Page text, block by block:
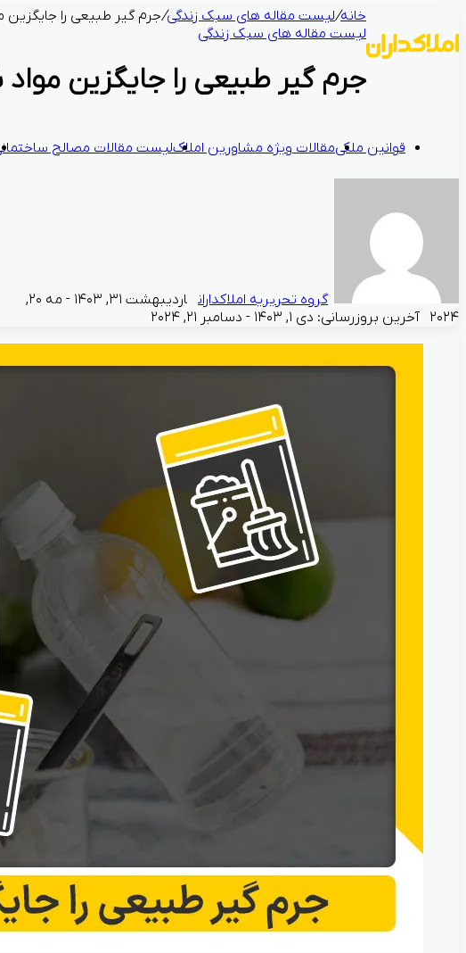
قوانین ملکیمقالات ویژه مشاورین املاکلیست مقالات مصالح
خانه/لیست مقاله های سبک زندگی/جرم گیر طبیعی را جایگزین
لیست مقاله های سبک زندگی
جرم گیر طبیعی را جایگزین
گروه تحریریه املاکداران
اردیبهشت ۳۱, ۱۴۰۳ - مه ۲۰,
۲۰۲۴
آخرین بروزرسانی: دی ۱, ۱۴۰۳ - دسامبر ۲۱, ۲۰۲۴